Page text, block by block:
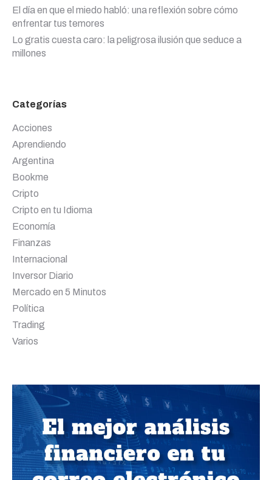
El día en que el miedo habló: una reflexión sobre cómo
enfrentar tus temores
Lo gratis cuesta caro: la peligrosa ilusión que seduce a
millones
Categorías
Acciones
Aprendiendo
Argentina
Bookme
Cripto
Cripto en tu Idioma
Economía
Finanzas
Internacional
Inversor Diario
Mercado en 5 Minutos
Política
Trading
Varios